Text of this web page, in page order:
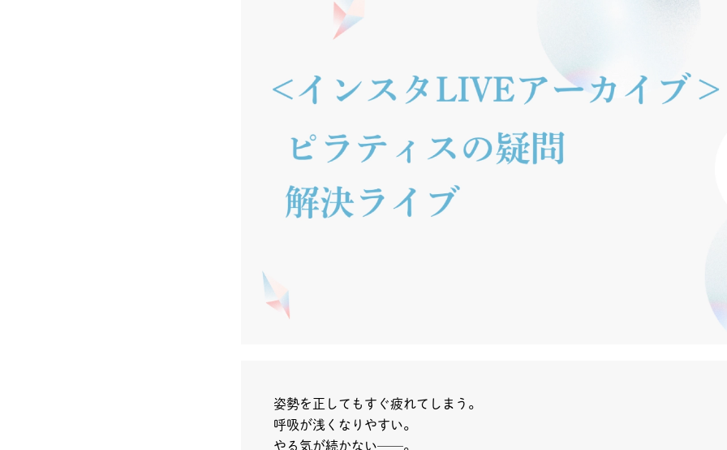
姿勢を正してもすぐ疲れてしまう。
呼吸が浅くなりやすい。
やる気が続かない──。